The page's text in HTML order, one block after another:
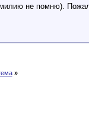
не помню).
»